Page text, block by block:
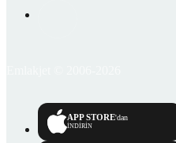
APP STORE'dan
İNDİRİN